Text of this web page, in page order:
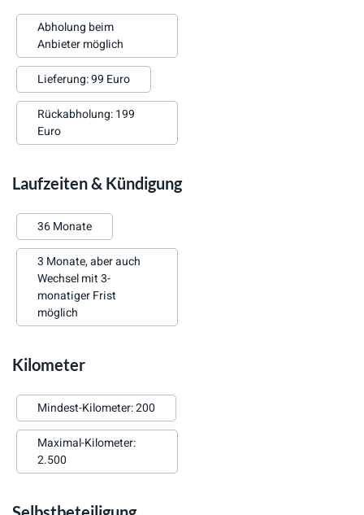
Abholung beim
Anbieter möglich
Lieferung: 99 Euro
Rückabholung: 199
Euro
Laufzeiten & Kündigung
36 Monate
3 Monate, aber auch
Wechsel mit 3-
monatiger Frist
möglich
Kilometer
Mindest-Kilometer: 200
Maximal-Kilometer:
2.500